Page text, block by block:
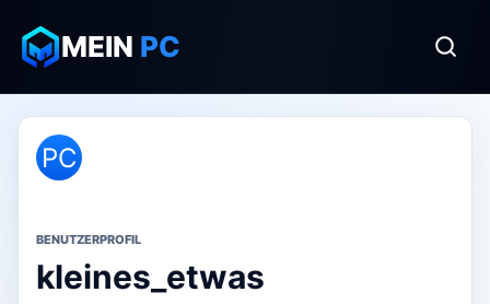
MEIN PC
PC
BENUTZERPROFIL
kleines_etwas